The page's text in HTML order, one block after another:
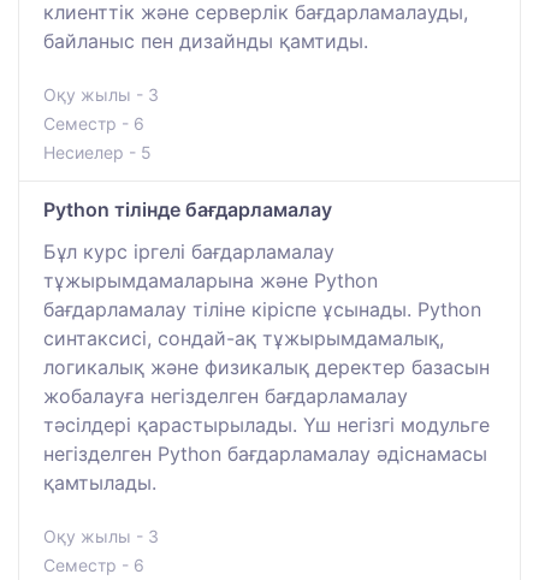
клиенттік және серверлік бағдарламалауды,
байланыс пен дизайнды қамтиды.
Оқу жылы - 3
Семестр - 6
Несиелер - 5
Python тілінде бағдарламалау
Бұл курс іргелі бағдарламалау
тұжырымдамаларына және Python
бағдарламалау тіліне кіріспе ұсынады. Python
синтаксисі, сондай-ақ тұжырымдамалық,
логикалық және физикалық деректер базасын
жобалауға негізделген бағдарламалау
тәсілдері қарастырылады. Үш негізгі модульге
негізделген Python бағдарламалау әдіснамасы
қамтылады.
Оқу жылы - 3
Семестр - 6